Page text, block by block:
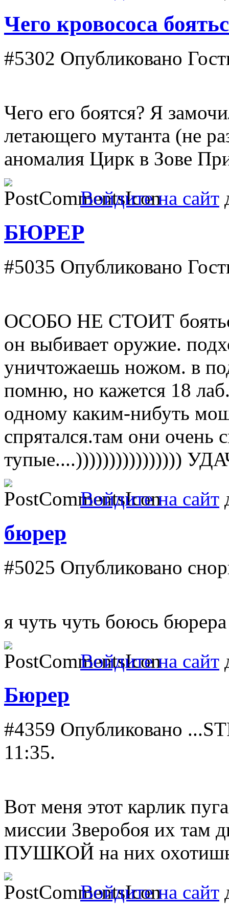
Чего кровососа
#5302 Опубликовано
Чего его боятся? Я
летающего мутанта (не
аномалия Цирк в Зoве
Войдите на сайт
БЮРЕР
#5035 Опубликовано
ОСОБО НЕ СТОИТ
он выбивает оружие.
уничтожаешь ножом. в
помню, но кажется 18
одному каким-нибуть
спрятался.там они очень
тупые....))))))))))))))))
Войдите на сайт
бюрер
#5025 Опубликовано
я чуть чуть боюсь
Войдите на сайт
Бюрер
#4359 Опубликовано
11:35.
Вот меня этот карлик
миссии Зверобоя их там
ПУШКОЙ на них
Войдите на сайт